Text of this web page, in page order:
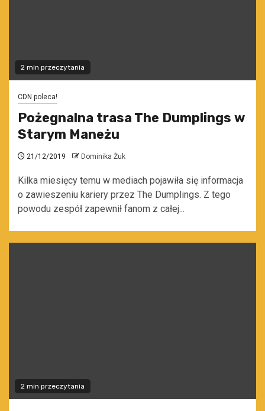
2 min przeczytania
CDN poleca!
Pożegnalna trasa The Dumplings w
Starym Maneżu
21/12/2019 Dominika Żuk
Kilka miesięcy temu w mediach pojawiła się informacja
o zawieszeniu kariery przez The Dumplings. Z tego
powodu zespół zapewnił fanom z całej...
2 min przeczytania